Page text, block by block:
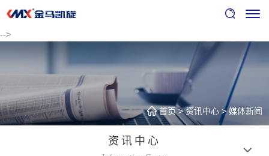
-->
首页>资讯中心>媒体新闻
资讯中心